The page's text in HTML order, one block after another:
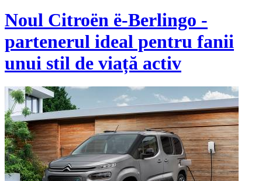
Noul Citroën ë-Berlingo -
partenerul ideal pentru fanii
unui stil de viață activ